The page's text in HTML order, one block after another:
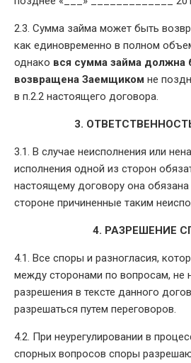
2.3. Сумма займа может быть
как единовременно в полном
однако вся сумма займа должна
возвращена Заемщиком не
в п.2.2 настоящего договора.
3.
3.1. В случае неисполнения или
исполнения одной из сторон
настоящему договору она обязана
стороне причиненные таким
4. РАЗРЕШЕНИЕ
4.1. Все споры и разногласия,
между сторонами по вопросам, не
разрешения в тексте данного
разрешаться путем переговоров.
4.2. При неурегулировании в
спорных вопросов споры